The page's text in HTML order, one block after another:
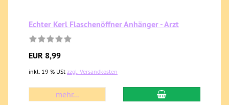
Echter Kerl Flaschenöffner Anhänger - Arzt
EUR 8,99
inkl. 19 % USt zzgl. Versandkosten
mehr...